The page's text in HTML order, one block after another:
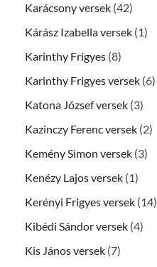
Karácsony versek (42)
Kárász Izabella versek (1)
Karinthy Frigyes (8)
Karinthy Frigyes versek (6)
Katona József versek (3)
Kazinczy Ferenc versek (2)
Kemény Simon versek (3)
Kenézy Lajos versek (1)
Kerényi Frigyes versek (14)
Kibédi Sándor versek (4)
Kis János versek (7)